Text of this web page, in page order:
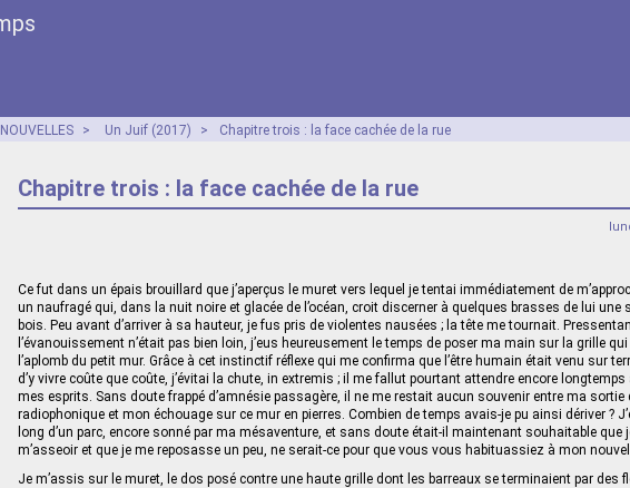
> Un Juif (2017) > Chapitre trois : la face cachée de la rue
Chapitre trois : la face cachée de la rue
Ce fut dans un épais brouillard que j’aperçus le muret vers lequel je tentai immédiatement de
un naufragé qui, dans la nuit noire et glacée de l’océan, croit discerner à quelques brasses de lui une
bois. Peu avant d’arriver à sa hauteur, je fus pris de violentes nausées ; la tête me tournait.
l’évanouissement n’était pas bien loin, j’eus heureusement le temps de poser ma main sur la grille
l’aplomb du petit mur. Grâce à cet instinctif réflexe qui me confirma que l’être humain était venu sur
d’y vivre coûte que coûte, j’évitai la chute, in extremis ; il me fallut pourtant attendre encore
mes esprits. Sans doute frappé d’amnésie passagère, il ne me restait aucun souvenir entre ma sortie
radiophonique et mon échouage sur ce mur en pierres. Combien de temps avais-je pu ainsi dériver ?
long d’un parc, encore sonné par ma mésaventure, et sans doute était‑il maintenant souhaitable que
m’asseoir et que je me reposasse un peu, ne serait-ce pour que vous vous habituassiez à mon
Je m’assis sur le muret, le dos posé contre une haute grille dont les barreaux se terminaient par des